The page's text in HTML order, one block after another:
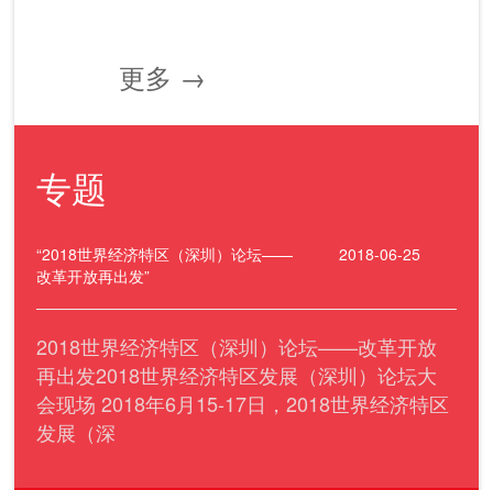
更多 →
专题
“2018世界经济特区（深圳）论坛——
改革开放再出发”
2018-06-25
2018世界经济特区（深圳）论坛——改革开放
再出发2018世界经济特区发展（深圳）论坛大
会现场 2018年6月15-17日，2018世界经济特区
发展（深